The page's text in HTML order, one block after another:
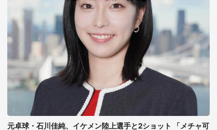
元卓球・石川佳純、イケメン陸上選手と2ショット 「メチャ可